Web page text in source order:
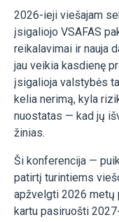
2026-ieji viešajam
įsigaliojo VSAFAS
reikalavimai ir nauja
jau veikia kasdienę
įsigalioja valstybės
kelia nerimą, kyla
nuostatas — kad jų
žinias.
Ši konferencija —
patirtį turintiems
apžvelgti 2026 metų
kartu pasiruošti